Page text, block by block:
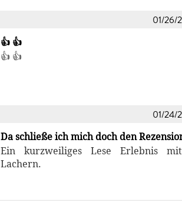
01/26/
👍 👍
👍 👍
01/24/
Da schließe ich mich doch den
Ein kurzweiliges Lese Erlebnis
Lachern.